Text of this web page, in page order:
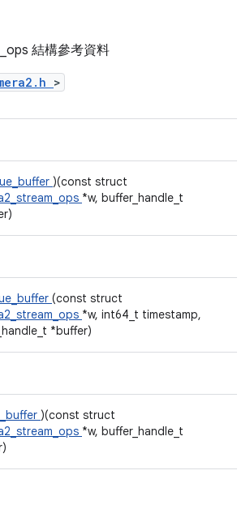
結構參考資料
>
)(const struct
*w, buffer_handle_t
(const struct
*w, int64_t timestamp,
*buffer)
)(const struct
*w, buffer_handle_t